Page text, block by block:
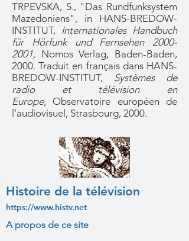
TRPEVSKA, S., "Das Rundfunksystem
Mazedoniens", in HANS-BREDOW-
INSTITUT, Internationales Handbuch
für Hörfunk und Fernsehen 2000-
2001, Nomos Verlag, Baden-Baden,
2000. Traduit en français dans HANS-
BREDOW-INSTITUT, Systèmes de
radio et télévision en
Europe, Observatoire européen de
l’audiovisuel, Strasbourg, 2000.
Histoire de la télévision
https://www.histv.net
A propos de ce site